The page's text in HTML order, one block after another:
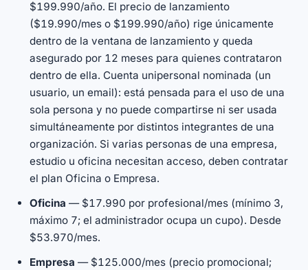
$199.990/año. El precio de lanzamiento
($19.990/mes o $199.990/año) rige únicamente
dentro de la ventana de lanzamiento y queda
asegurado por 12 meses para quienes contrataron
dentro de ella. Cuenta unipersonal nominada (un
usuario, un email): está pensada para el uso de una
sola persona y no puede compartirse ni ser usada
simultáneamente por distintos integrantes de una
organización. Si varias personas de una empresa,
estudio u oficina necesitan acceso, deben contratar
el plan Oficina o Empresa.
Oficina — $17.990 por profesional/mes (mínimo 3,
máximo 7; el administrador ocupa un cupo). Desde
$53.970/mes.
Empresa — $125.000/mes (precio promocional;